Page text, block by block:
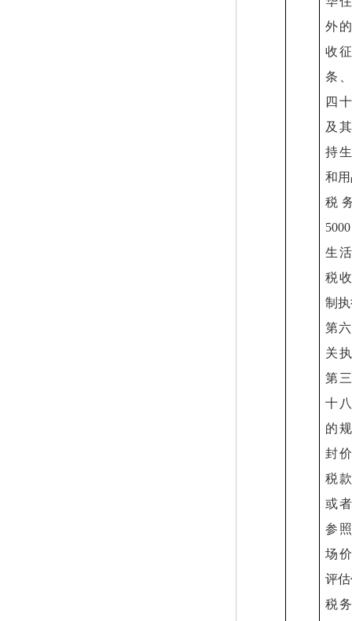
外
收
条
四
及
持
和
税
5000
生
税
制
第
关
第
十
的
封
税
或
参
场
评
税